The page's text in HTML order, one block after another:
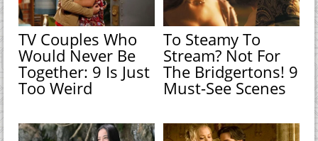
TV Couples Who
Would Never Be
Together: 9 Is Just
Too Weird
To Steamy To
Stream? Not For
The Bridgertons! 9
Must-See Scenes